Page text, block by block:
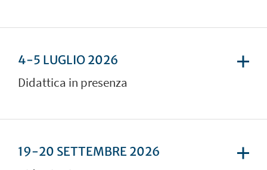
4-5 LUGLIO 2026
Didattica in presenza
19-20 SETTEMBRE 2026